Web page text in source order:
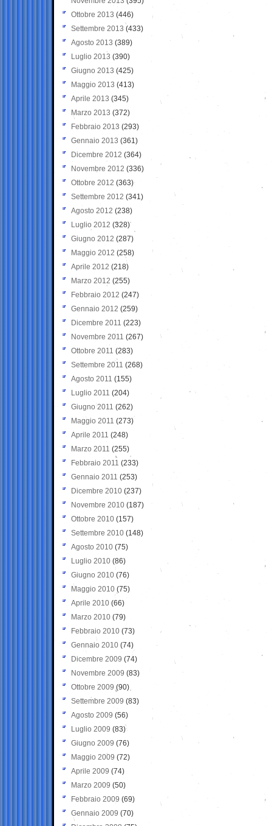
Ottobre 2013 (446)
Settembre 2013 (433)
Agosto 2013 (389)
Luglio 2013 (390)
Giugno 2013 (425)
Maggio 2013 (413)
Aprile 2013 (345)
Marzo 2013 (372)
Febbraio 2013 (293)
Gennaio 2013 (361)
Dicembre 2012 (364)
Novembre 2012 (336)
Ottobre 2012 (363)
Settembre 2012 (341)
Agosto 2012 (238)
Luglio 2012 (328)
Giugno 2012 (287)
Maggio 2012 (258)
Aprile 2012 (218)
Marzo 2012 (255)
Febbraio 2012 (247)
Gennaio 2012 (259)
Dicembre 2011 (223)
Novembre 2011 (267)
Ottobre 2011 (283)
Settembre 2011 (268)
Agosto 2011 (155)
Luglio 2011 (204)
Giugno 2011 (262)
Maggio 2011 (273)
Aprile 2011 (248)
Marzo 2011 (255)
Febbraio 2011 (233)
Gennaio 2011 (253)
Dicembre 2010 (237)
Novembre 2010 (187)
Ottobre 2010 (157)
Settembre 2010 (148)
Agosto 2010 (75)
Luglio 2010 (86)
Giugno 2010 (76)
Maggio 2010 (75)
Aprile 2010 (66)
Marzo 2010 (79)
Febbraio 2010 (73)
Gennaio 2010 (74)
Dicembre 2009 (74)
Novembre 2009 (83)
Ottobre 2009 (90)
Settembre 2009 (83)
Agosto 2009 (56)
Luglio 2009 (83)
Giugno 2009 (76)
Maggio 2009 (72)
Aprile 2009 (74)
Marzo 2009 (50)
Febbraio 2009 (69)
Gennaio 2009 (70)